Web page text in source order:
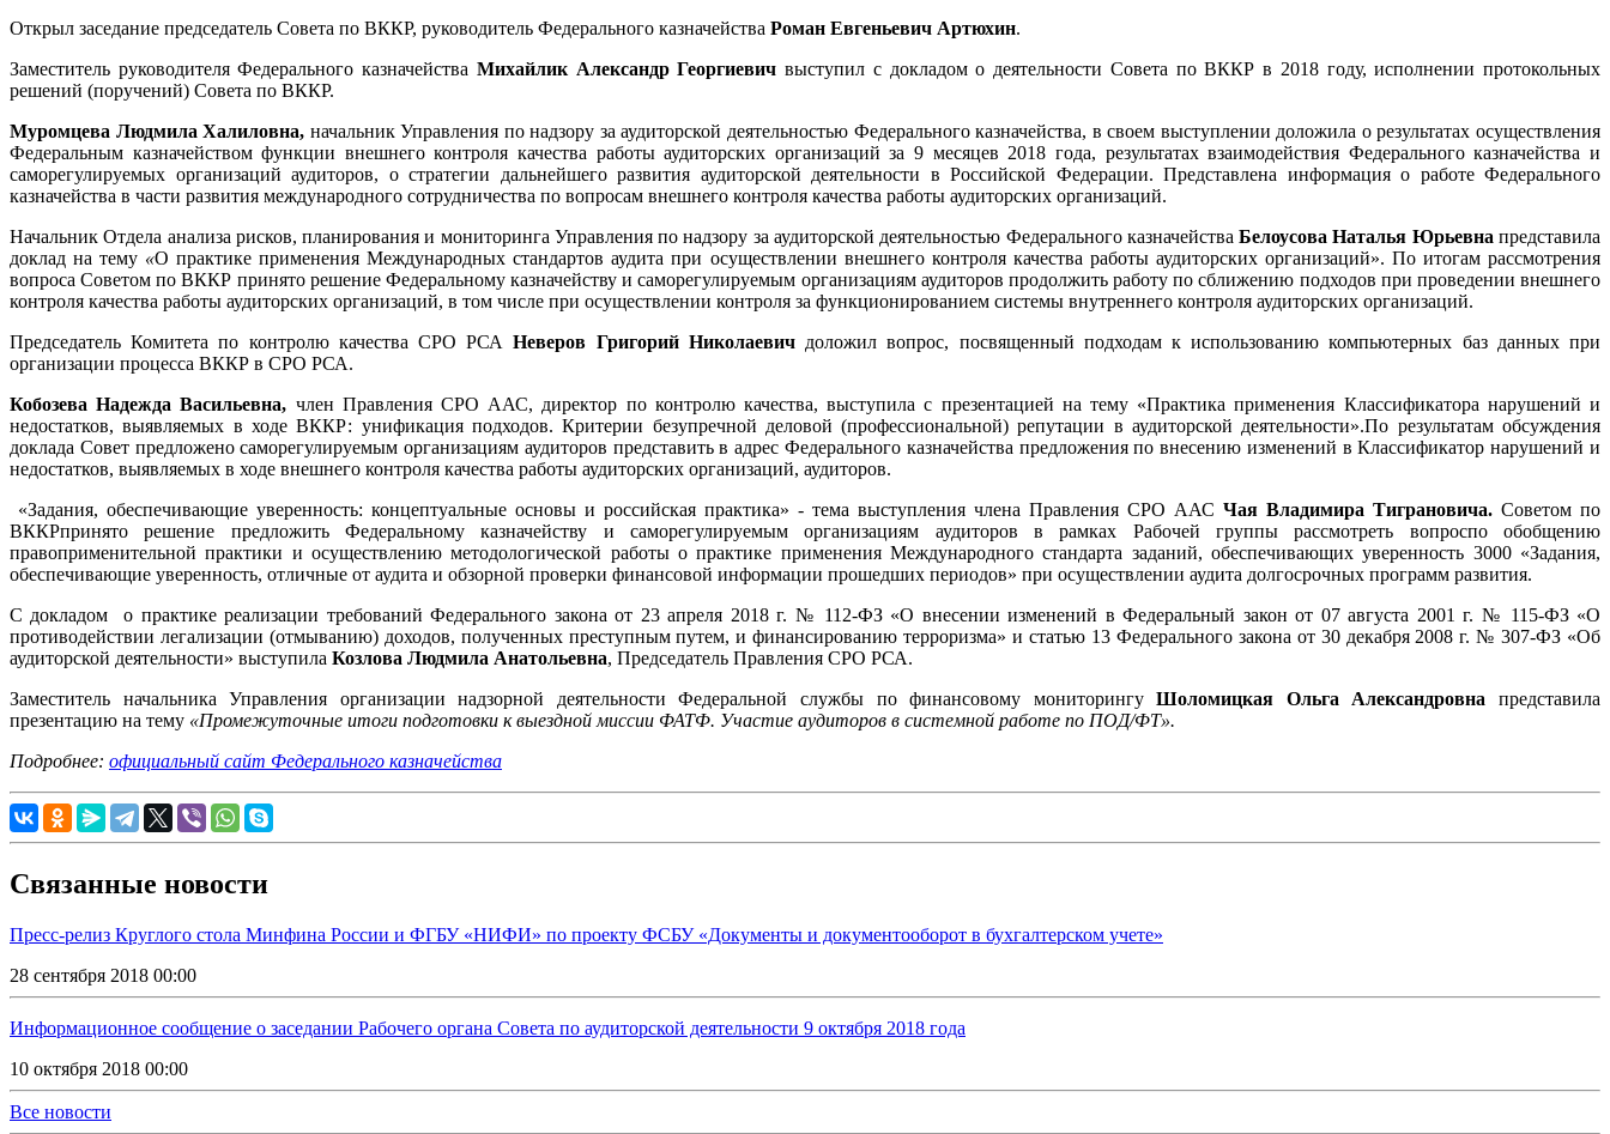
Открыл заседание председатель Совета по ВККР, руководитель Федерального казначейства Роман Евгеньевич Артюхин.
Заместитель руководителя Федерального казначейства Михайлик Александр Георгиевич выступил с докладом о деятельности Совета по ВККР в 2018 году, исполнении протокольных
решений (поручений) Совета по ВККР.
Муромцева Людмила Халиловна, начальник Управления по надзору за аудиторской деятельностью Федерального казначейства, в своем выступлении доложила о результатах осуществления
Федеральным казначейством функции внешнего контроля качества работы аудиторских организаций за 9 месяцев 2018 года, результатах взаимодействия Федерального казначейства и
саморегулируемых организаций аудиторов, о стратегии дальнейшего развития аудиторской деятельности в Российской Федерации. Представлена информация о работе Федерального
казначейства в части развития международного сотрудничества по вопросам внешнего контроля качества работы аудиторских организаций.
Начальник Отдела анализа рисков, планирования и мониторинга Управления по надзору за аудиторской деятельностью Федерального казначейства Белоусова Наталья Юрьевнапредставила
доклад на тему «О практике применения Международных стандартов аудита при осуществлении внешнего контроля качества работы аудиторских организаций». По итогам рассмотрения
вопроса Советом по ВККР принято решение Федеральному казначейству и саморегулируемым организациям аудиторов продолжить работу по сближению подходов при проведении внешнего
контроля качества работы аудиторских организаций, в том числе при осуществлении контроля за функционированием системы внутреннего контроля аудиторских организаций.
Председатель Комитета по контролю качества СРО РСА Неверов Григорий Николаевичдоложил вопрос, посвященный подходам к использованию компьютерных баз данных при
организации процесса ВККР в СРО РСА.
Кобозева Надежда Васильевна, член Правления СРО ААС, директор по контролю качества, выступила с презентацией на тему «Практика применения Классификатора нарушений и
недостатков, выявляемых в ходе ВККР: унификация подходов. Критерии безупречной деловой (профессиональной) репутации в аудиторской деятельности».По результатам обсуждения
доклада Совет предложено саморегулируемым организациям аудиторов представить в адрес Федерального казначейства предложения по внесению изменений в Классификатор нарушений и
недостатков, выявляемых в ходе внешнего контроля качества работы аудиторских организаций, аудиторов.
«Задания, обеспечивающие уверенность: концептуальные основы и российская практика» - тема выступления члена Правления СРО ААС Чая Владимира Тиграновича. Советом по
ВККРпринято решение предложить Федеральному казначейству и саморегулируемым организациям аудиторов в рамках Рабочей группы рассмотреть вопроспо обобщению
правоприменительной практики и осуществлению методологической работы о практике применения Международного стандарта заданий, обеспечивающих уверенность 3000 «Задания,
обеспечивающие уверенность, отличные от аудита и обзорной проверки финансовой информации прошедших периодов» при осуществлении аудита долгосрочных программ развития.
С докладом о практике реализации требований Федерального закона от 23 апреля 2018 г. № 112-ФЗ «О внесении изменений в Федеральный закон от 07 августа 2001 г. № 115-ФЗ «О
противодействии легализации (отмыванию) доходов, полученных преступным путем, и финансированию терроризма» и статью 13 Федерального закона от 30 декабря 2008 г. № 307-ФЗ «Об
аудиторской деятельности» выступила Козлова Людмила Анатольевна, Председатель Правления СРО РСА.
Заместитель начальника Управления организации надзорной деятельности Федеральной службы по финансовому мониторингуШоломицкая Ольга Александровна представила
презентацию на тему «Промежуточные итоги подготовки к выездной миссии ФАТФ. Участие аудиторов в системной работе по ПОД/ФТ».
Подробнее: официальный сайт Федерального казначейства
Связанные новости
Пресс-релиз Круглого стола Минфина России и ФГБУ «НИФИ» по проекту ФСБУ «Документы и документооборот в бухгалтерском учете»
28 сентября 2018 00:00
Информационное сообщение о заседании Рабочего органа Совета по аудиторской деятельности 9 октября 2018 года
10 октября 2018 00:00
Все новости